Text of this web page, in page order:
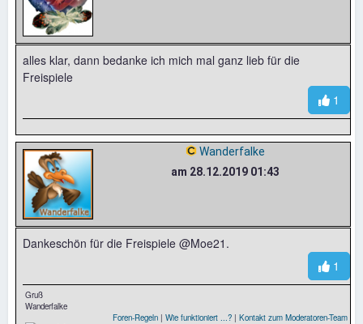
alles klar, dann bedanke ich mich mal ganz lieb für die
Freispiele
1
Wanderfalke
am 28.12.2019 01:43
Dankeschön für die Freispiele @Moe21.
1
Gruß
Wanderfalke
Foren-Regeln | Wie funktioniert ...? | Kontakt zum Moderatoren-Team